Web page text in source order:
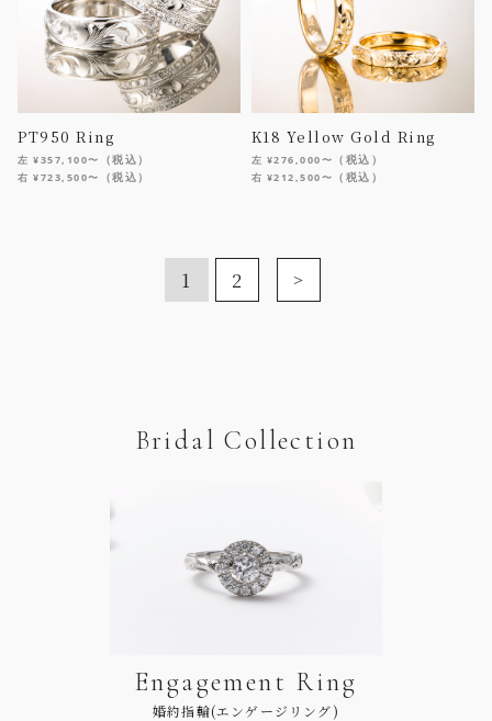
PT950 Ring
左 ¥357,100〜 （税込）
右 ¥723,500〜 （税込）
K18 Yellow Gold Ring
左 ¥276,000〜 （税込）
右 ¥212,500〜 （税込）
1 2
Bridal Collection
Engagement Ring
婚約指輪(エンゲージリング)